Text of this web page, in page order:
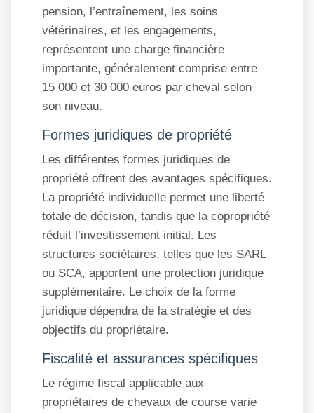
pension, l’entraînement, les soins
vétérinaires, et les engagements,
représentent une charge financière
importante, généralement comprise entre
15 000 et 30 000 euros par cheval selon
son niveau.
Formes juridiques de propriété
Les différentes formes juridiques de
propriété offrent des avantages spécifiques.
La propriété individuelle permet une liberté
totale de décision, tandis que la copropriété
réduit l’investissement initial. Les
structures sociétaires, telles que les SARL
ou SCA, apportent une protection juridique
supplémentaire. Le choix de la forme
juridique dépendra de la stratégie et des
objectifs du propriétaire.
Fiscalité et assurances spécifiques
Le régime fiscal applicable aux
propriétaires de chevaux de course varie